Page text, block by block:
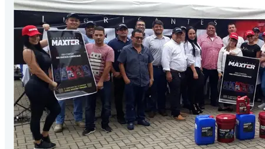
Presentación
3.78Lts
VER PRODUCTO